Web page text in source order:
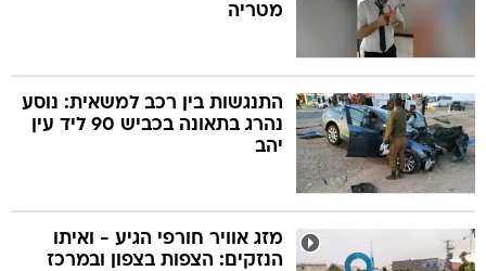
מטריה
התנגשות בין רכב למשאית: נוסע
נהרג בתאונה בכביש 90 ליד עין
יהב
מזג אוויר חורפי הגיע - ואיתו
הנזקים: הצפות בצפון ובמרכז